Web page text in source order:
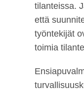
tilanteissa.
että
työntekijät
toimia